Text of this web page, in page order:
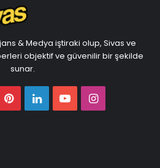
& Medya iştiraki olup, Sivas ve
objektif ve güvenilir bir şekilde
sunar.
Pinterest
LinkedInYouTubeInstagram